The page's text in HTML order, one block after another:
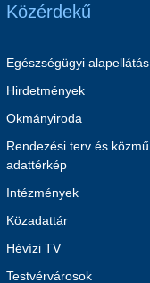
Közérdekű
Egészségügyi alapellátás
Hirdetmények
Okmányiroda
Rendezési terv és közmű
adattérkép
Intézmények
Közadattár
Hévízi TV
Testvérvárosok